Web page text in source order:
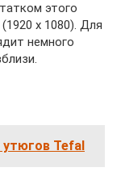
этого
x 1080). Для
немного
Tefal